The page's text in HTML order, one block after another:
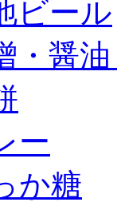
ビール
・醤
ー
か糖